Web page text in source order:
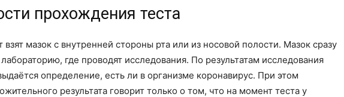
прохождения теста
взят мазок с внутренней стороны рта или из носовой полости. Мазок сразу
где проводят исследования. По результатам исследования
определение, есть ли в организме коронавирус. При этом
результата говорит только о том, что на момент теста у